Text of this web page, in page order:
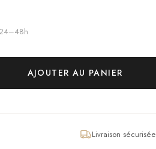
AJOUTER AU PANIER
Livraison sécurisée